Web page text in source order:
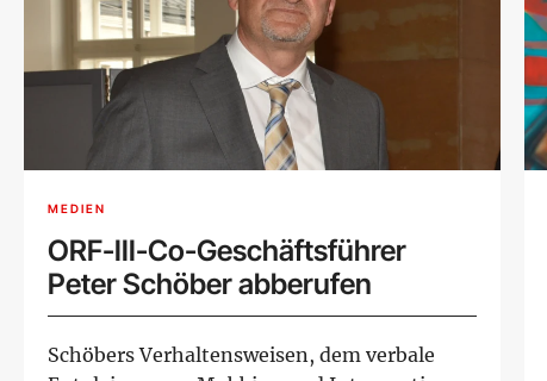
MEDIEN
ORF-III-Co-Geschäftsführer
Peter Schöber abberufen
Schöbers Verhaltensweisen, dem verbale